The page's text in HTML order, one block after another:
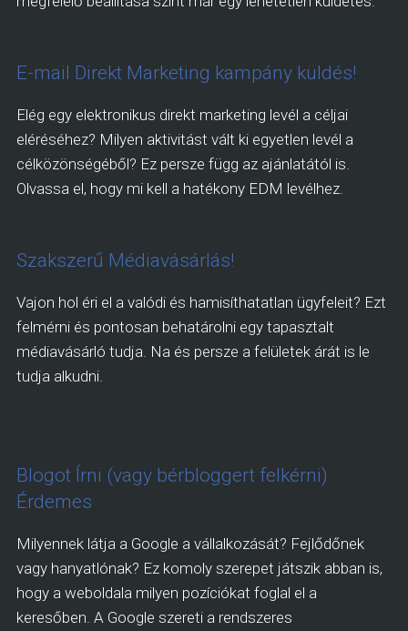
E-mail Direkt Marketing kampány küldés!
Elég egy elektronikus direkt marketing levél a céljai
eléréséhez? Milyen aktivitást vált ki egyetlen levél a
célközönségéből? Ez persze függ az ajánlatától is.
Olvassa el, hogy mi kell a hatékony EDM levélhez.
Szakszerű Médiavásárlás!
Vajon hol éri el a valódi és hamisíthatatlan ügyfeleit? Ezt
felmérni és pontosan behatárolni egy tapasztalt
médiavásárló tudja. Na és persze a felületek árát is le
tudja alkudni.
Blogot Írni (vagy bérbloggert felkérni)
Érdemes
Milyennek látja a Google a vállalkozását? Fejlődőnek
vagy hanyatlónak? Ez komoly szerepet játszik abban is,
hogy a weboldala milyen pozíciókat foglal el a
keresőben. A Google szereti a rendszeres